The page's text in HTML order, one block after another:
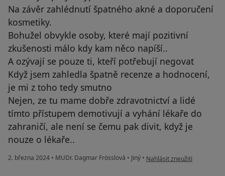
Na závěr zahlédnutí špatného akné a doporučení
kosmetiky.
Bohužel obvykle osoby, které mají pozitivní
zkušenosti málo kdy kam něco napíší..
A ozývají se pouze ti, kteří potřebují negovat
Když jsem zahledla špatně recenze a hodnocení,
je mi z toho tedy smutno
Nejen, ze tu mame dobře zdravotnictví a lidé
tímto přístupem demotivují a vyhání lékaře do
zahraničí, ale není se čemu pak divit, když je
nouze o lékaře..
2. března 2024 • MUDr. Dagmar Frösslová • Jiný • podle názoru uživatele
Nahlásit zneužití